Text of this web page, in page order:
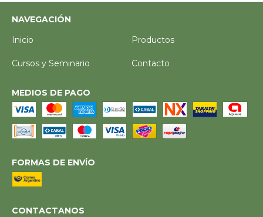
NAVEGACIÓN
Inicio
Productos
Cursos y Seminario Contacto
MEDIOS DE PAGO
FORMAS DE ENVÍO
CONTACTANOS